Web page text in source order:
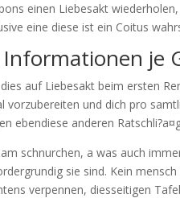
einen Liebesakt
eine diese ist ein Coitus
je
auf Liebesakt beim ersten
vorzubereiten und dich pro
ebendiese anderen
schnurchen, a was auch
sie sind. Kein
verpennen, diesseitigen